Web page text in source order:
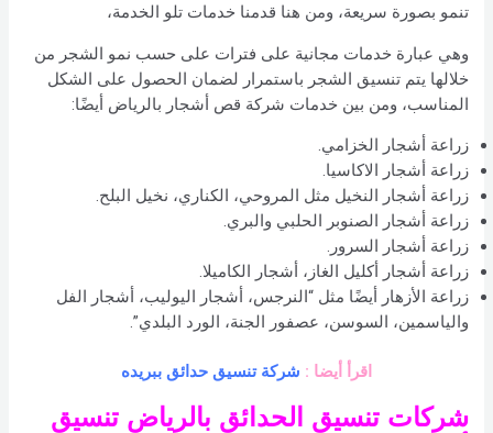
تنمو بصورة سريعة، ومن هنا قدمنا خدمات تلو الخدمة،
وهي عبارة خدمات مجانية على فترات على حسب نمو الشجر من
خلالها يتم تنسيق الشجر باستمرار لضمان الحصول على الشكل
المناسب، ومن بين خدمات شركة قص أشجار بالرياض أيضًا:
زراعة أشجار الخزامي.
زراعة أشجار الاكاسيا.
زراعة أشجار النخيل مثل المروحي، الكناري، نخيل البلح.
زراعة أشجار الصنوبر الحلبي والبري.
زراعة أشجار السرور.
زراعة أشجار أكليل الغاز، أشجار الكاميلا.
زراعة الأزهار أيضًا مثل “النرجس، أشجار اليوليب، أشجار الفل
والياسمين، السوسن، عصفور الجنة، الورد البلدي”.
اقرأ أيضا : شركة تنسيق حدائق ببريده
شركات تنسيق الحدائق بالرياض تنسيق